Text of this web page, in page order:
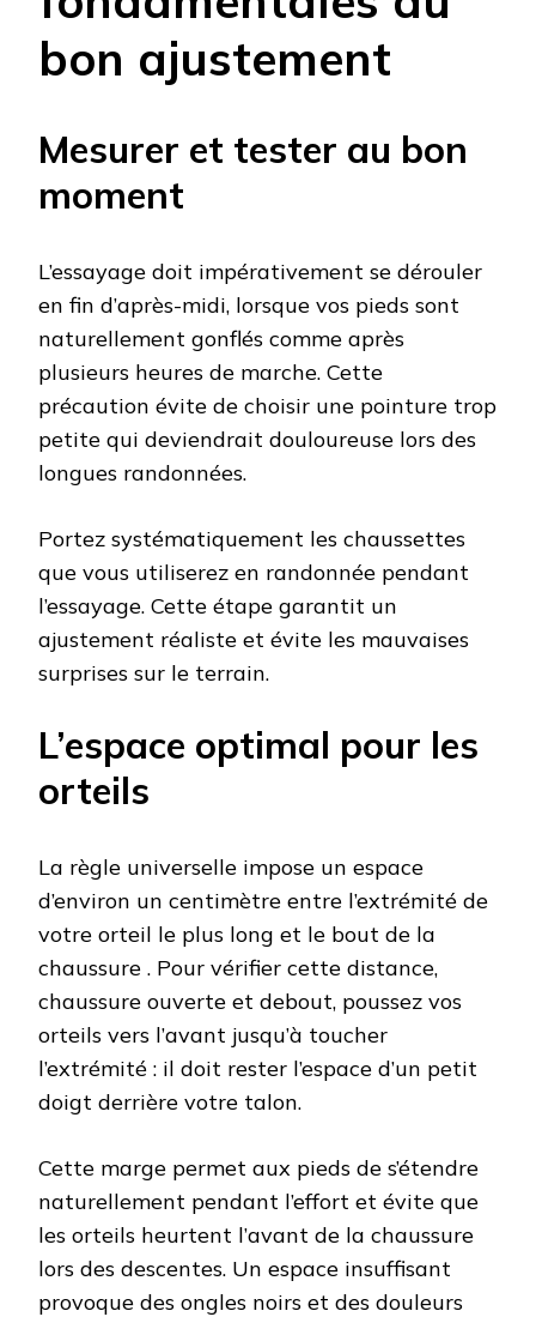
bon ajustement
Mesurer et tester au bon
moment
L’essayage doit impérativement se dérouler
en fin d’après-midi, lorsque vos pieds sont
naturellement gonflés comme après
plusieurs heures de marche. Cette
précaution évite de choisir une pointure trop
petite qui deviendrait douloureuse lors des
longues randonnées.
Portez systématiquement les chaussettes
que vous utiliserez en randonnée pendant
l’essayage. Cette étape garantit un
ajustement réaliste et évite les mauvaises
surprises sur le terrain.
L’espace optimal pour les
orteils
La règle universelle impose un espace
d’environ un centimètre entre l’extrémité de
votre orteil le plus long et le bout de la
chaussure . Pour vérifier cette distance,
chaussure ouverte et debout, poussez vos
orteils vers l’avant jusqu’à toucher
l’extrémité : il doit rester l’espace d’un petit
doigt derrière votre talon.
Cette marge permet aux pieds de s’étendre
naturellement pendant l’effort et évite que
les orteils heurtent l’avant de la chaussure
lors des descentes. Un espace insuffisant
provoque des ongles noirs et des douleurs